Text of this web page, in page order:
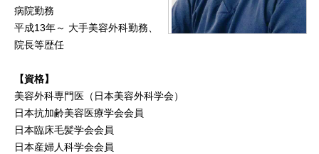
病院勤務
平成13年～ 大手美容外科勤務、
院長等歴任
【資格】
美容外科専門医（日本美容外科学会）
日本抗加齢美容医療学会会員
日本臨床毛髪学会会員
日本産婦人科学会会員